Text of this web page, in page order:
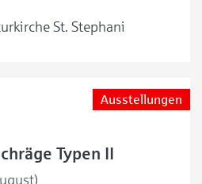
St. Stephani
Ausstellungen
Typen II